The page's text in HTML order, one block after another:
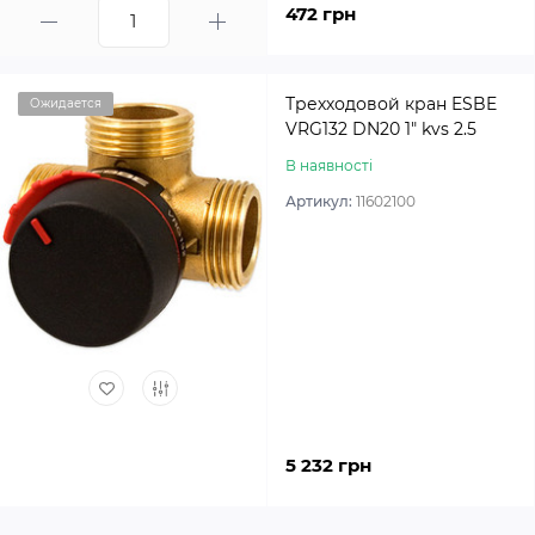
472 грн
Ожидается
Трехходовой кран ESBE
VRG132 DN20 1″ kvs 2.5
В наявності
Артикул: 11602100
5 232 грн